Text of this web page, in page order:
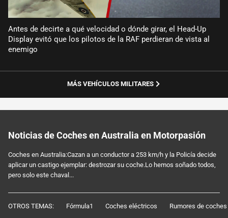
Antes de decirte a qué velocidad o dónde girar, el Head-Up
Display evitó que los pilotos de la RAF perdieran de vista al
enemigo
MÁS VEHÍCULOS MILITARES
Noticias de Coches en Australia en Motorpasión
Coches en Australia:Cazan a un conductor a 253 km/h y la Policía decide
aplicar un castigo ejemplar: destrozar su coche.Lo hemos soñado todos,
pero solo este chaval...
OTROS TEMAS: Fórmula1 Coches eléctricos Rumores de coches